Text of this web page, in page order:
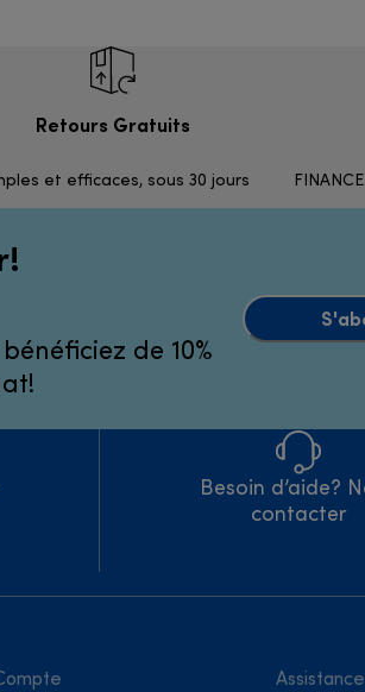
Retours Gratuits
et efficaces, sous 30 jours
de 10%
Besoin d’aide?
contacter
Assistance